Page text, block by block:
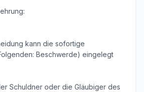
kann die sofortige
Beschwerde) eingelegt
Schuldner oder die Gläubiger des